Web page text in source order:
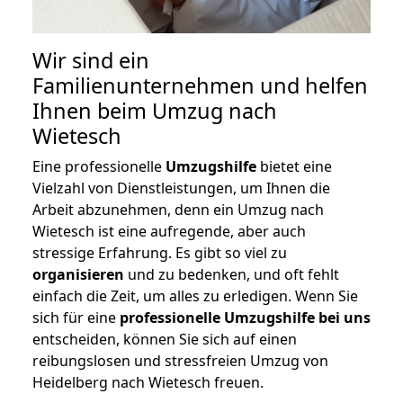
Wir sind ein
Familienunternehmen und helfen
Ihnen beim Umzug nach
Wietesch
Eine professionelle Umzugshilfe bietet eine
Vielzahl von Dienstleistungen, um Ihnen die
Arbeit abzunehmen, denn ein Umzug nach
Wietesch ist eine aufregende, aber auch
stressige Erfahrung. Es gibt so viel zu
organisieren und zu bedenken, und oft fehlt
einfach die Zeit, um alles zu erledigen. Wenn Sie
sich für eine professionelle Umzugshilfe bei uns
entscheiden, können Sie sich auf einen
reibungslosen und stressfreien Umzug von
Heidelberg nach Wietesch freuen.